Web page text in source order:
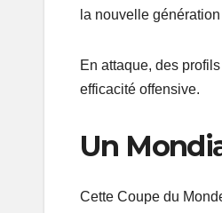
la nouvelle
En attaque, des
efficacité offensive.
Un
Cette Coupe du